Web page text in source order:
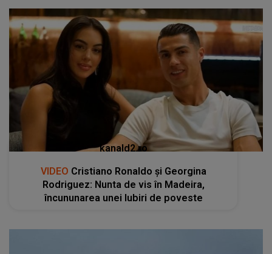
kanald2.ro
VIDEO Cristiano Ronaldo și Georgina
Rodriguez: Nunta de vis în Madeira,
încununarea unei Iubiri de poveste